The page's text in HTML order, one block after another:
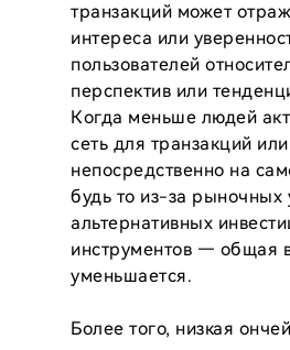
транзакций может
интереса или
пользователей
перспектив или
Когда меньше людей
сеть для транзакций
непосредственно на
будь то из-за рыночных
альтернативных
инструментов — общая
уменьшается.
Более того, низкая